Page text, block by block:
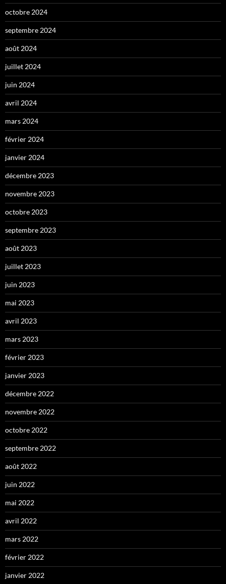
octobre 2024
septembre 2024
août 2024
juillet 2024
juin 2024
avril 2024
mars 2024
février 2024
janvier 2024
décembre 2023
novembre 2023
octobre 2023
septembre 2023
août 2023
juillet 2023
juin 2023
mai 2023
avril 2023
mars 2023
février 2023
janvier 2023
décembre 2022
novembre 2022
octobre 2022
septembre 2022
août 2022
juin 2022
mai 2022
avril 2022
mars 2022
février 2022
janvier 2022